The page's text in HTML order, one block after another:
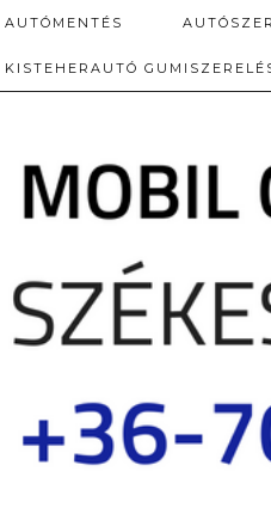
AUTÓMENTÉS
KISTEHERAUTÓ